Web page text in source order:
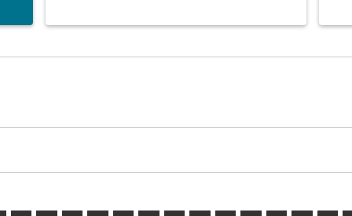
MLE–LUX: cmp-view-offers-
MLE–LUX: cmp-view-
MLE–LUX: cmp-view-
MLE–LUX: cmp-
MLE–LUX: